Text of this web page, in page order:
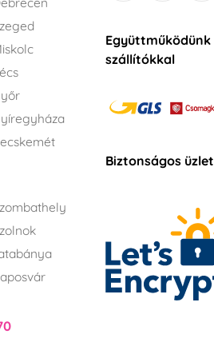
szállítókkal
Biztonságos